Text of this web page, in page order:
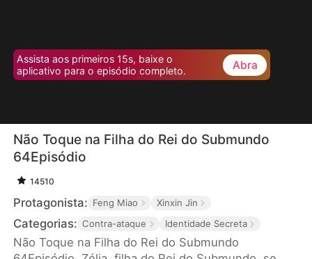
Assista aos primeiros 15s, baixe o
aplicativo para o episódio completo.
Abra
Não Toque na Filha do Rei do Submundo
64Episódio
14510
Protagonista: Feng Miao Xinxin Jin
Categorias: Contra-ataque Identidade Secreta
Não Toque na Filha do Rei do Submundo